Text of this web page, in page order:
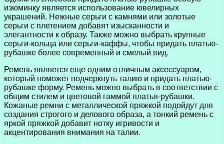
изюминку является использование ювелирных
украшений. Нежные серьги с камнями или золотые
серьги с плетением добавят изысканности и
элегантности к образу. Также можно выбрать крупные
серьги-кольца или серьги-каффы, чтобы придать платью-
рубашке более современный и смелый вид.
Ремень является еще одним отличным аксессуаром,
который поможет подчеркнуть талию и придать платью-
рубашке форму. Ремень можно выбрать в соответствии с
общим стилем и цветовой гаммой платья-рубашки.
Кожаные ремни с металлической пряжкой подойдут для
создания строгого и делового образа, а тонкий ремень с
яркой пряжкой добавит нотку игривости и
акцентирования внимания на талии.